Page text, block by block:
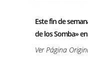
Este fin de
de los Somba»
Ver Página